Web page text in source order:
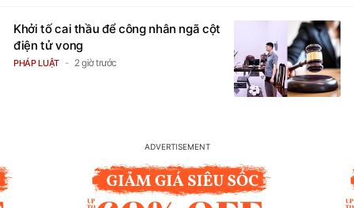
Khởi tố cai thầu để công nhân ngã cột
điện tử vong
PHÁP LUẬT 2 giờ trước